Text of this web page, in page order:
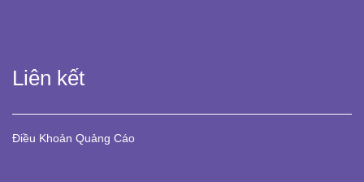
Liên kết
Điều Khoản Quảng Cáo